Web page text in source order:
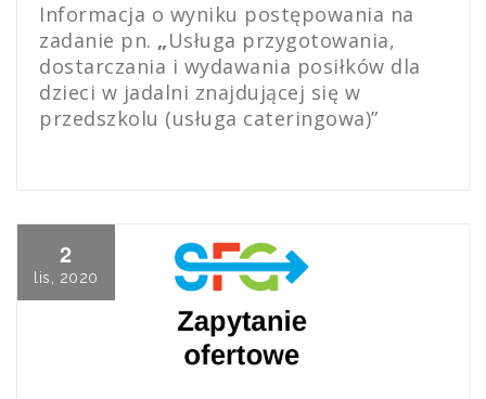
Informacja o wyniku postępowania na
zadanie pn. „Usługa przygotowania,
dostarczania i wydawania posiłków dla
dzieci w jadalni znajdującej się w
przedszkolu (usługa cateringowa)”
2
lis, 2020